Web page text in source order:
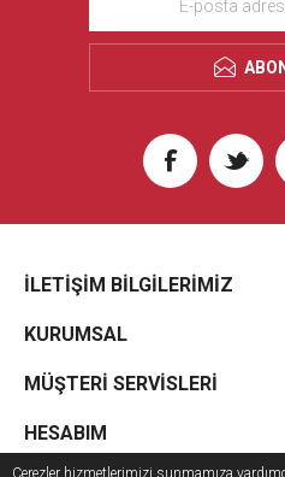
İLETIŞIM BILGILERIMIZ
KURUMSAL
MÜŞTERI SERVISLERI
HESABIM
Çerezler hizmetlerimizi sunmamıza